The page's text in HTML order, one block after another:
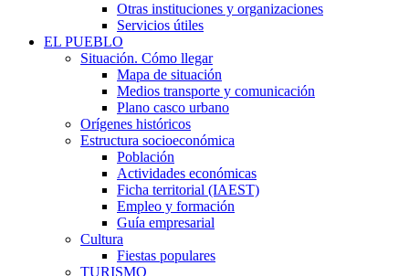
Otras instituciones y organizaciones
Servicios útiles
EL PUEBLO
Situación. Cómo llegar
Mapa de situación
Medios transporte y comunicación
Plano casco urbano
Orígenes históricos
Estructura socioeconómica
Población
Actividades económicas
Ficha territorial (IAEST)
Empleo y formación
Guía empresarial
Cultura
Fiestas populares
TURISMO